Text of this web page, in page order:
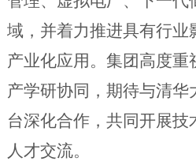
域 ，并着力推进具有行业
产业化应用。 集团 高度重
产学研协同，期待与清华
台深化合作，共同开展技
人才交流。